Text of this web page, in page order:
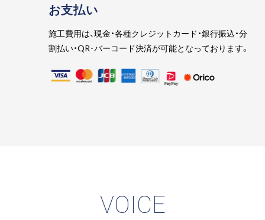
お支払い
施工費用は、現金・各種クレジットカード・銀行振込・分
割払い・QR･バーコード決済が可能となっております。
VOICE